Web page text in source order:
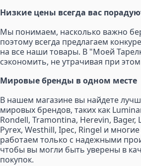
Низкие цены всегда вас
Мы понимаем, насколько важно
поэтому всегда предлагаем
на все наши товары. В "Моей
сэкономить, не утрачивая при
Мировые бренды в одном месте
В нашем магазине вы найдете
мировых брендов, таких как
Rondell, Tramontina, Herevin, Bager,
Pyrex, Westhill, Ipec, Ringel и
работаем только с надежными
чтобы вы могли быть уверены в
покупок.